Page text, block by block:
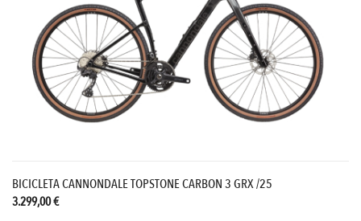
BICICLETA CANNONDALE TOPSTONE CARBON 3 GRX /25
3.299,00 €